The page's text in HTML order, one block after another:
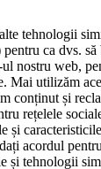
ceea ce poate
, frânarea
mașina.
pe